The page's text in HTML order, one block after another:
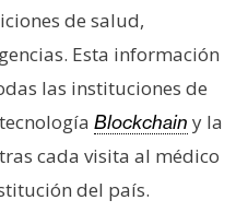
de salud,
Esta información
las instituciones de
Blockchain y la
cada visita al médico
del país.